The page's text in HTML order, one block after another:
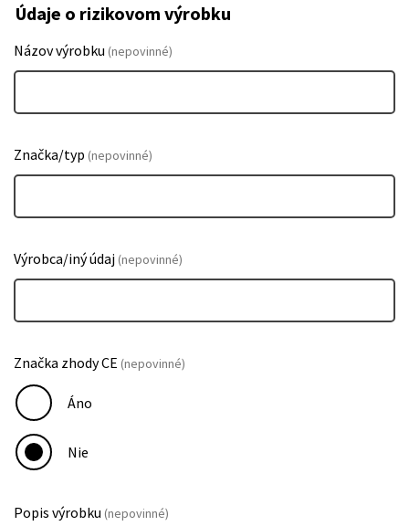
Údaje o rizikovom výrobku
Názov výrobku (nepovinné)
Značka/typ (nepovinné)
Výrobca/iný údaj (nepovinné)
Značka zhody CE (nepovinné)
Áno
Nie
Popis výrobku (nepovinné)